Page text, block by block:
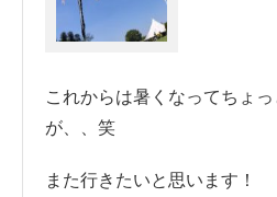
これからは暑くなってちょ
が、、笑
また行きたいと思います！